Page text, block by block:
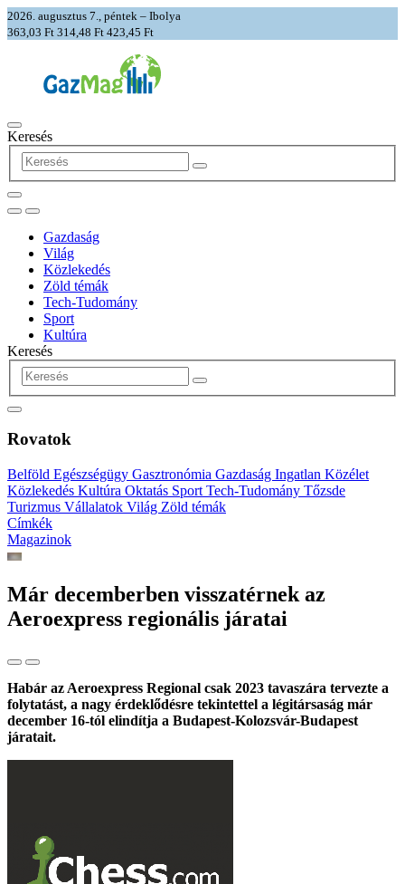
2026. augusztus 7., péntek – Ibolya
363,03 Ft 314,48 Ft 423,45 Ft
Keresés
Gazdaság
Világ
Közlekedés
Zöld témák
Tech-Tudomány
Sport
Kultúra
Keresés
Rovatok
Belföld Egészségügy Gasztronómia Gazdaság Ingatlan Közélet
Közlekedés Kultúra Oktatás Sport Tech-Tudomány Tőzsde
Turizmus Vállalatok Világ Zöld témák
Címkék
Magazinok
Már decemberben visszatérnek az
Aeroexpress regionális járatai
Habár az Aeroexpress Regional csak 2023 tavaszára tervezte a
folytatást, a nagy érdeklődésre tekintettel a légitársaság már
december 16-tól elindítja a Budapest-Kolozsvár-Budapest
járatait.